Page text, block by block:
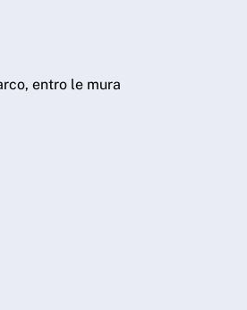
entro le mura